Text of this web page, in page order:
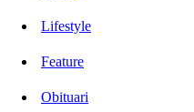
Lifestyle
Feature
Obituari